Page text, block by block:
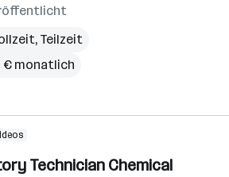
Teilzeit
€ monatlich
Technician Chemical